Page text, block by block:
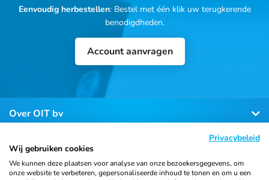
Eenvoudig herbestellen: Bestel met één klik uw terugkerende
benodigdheden.
Account aanvragen
Over OIT bv
Klantenservice
Privacybeleid
Wij gebruiken cookies
We kunnen deze plaatsen voor analyse van onze bezoekersgegevens, om
onze website te verbeteren, gepersonaliseerde inhoud te tonen en om u een